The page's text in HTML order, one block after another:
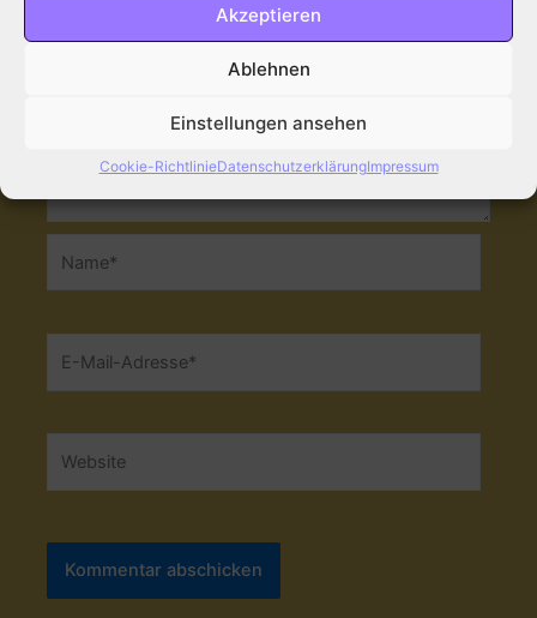
Akzeptieren
Ablehnen
Einstellungen ansehen
Cookie-RichtlinieDatenschutzerklärungImpressum
Mail-